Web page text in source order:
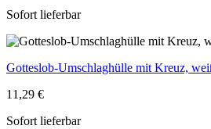
Sofort lieferbar
Gotteslob-Umschlaghülle mit Kreuz,
11,29 €
Sofort lieferbar